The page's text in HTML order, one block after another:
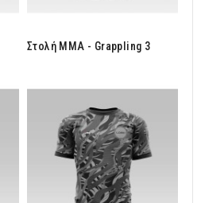
Στολή MMA - Grappling 3